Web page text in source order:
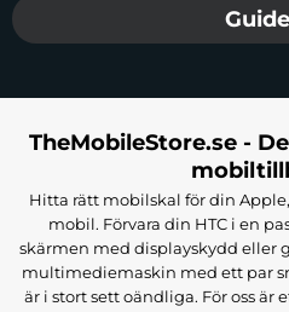
TheMobileStore.se -
Hitta rätt mobilskal för din
mobil. Förvara din HTC i en
skärmen med displayskydd eller
multimediemaskin med ett par
är i stort sett oändliga. För oss är